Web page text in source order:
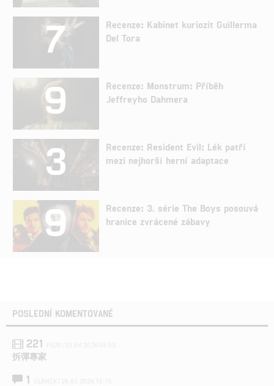
7
Recenze: Kabinet kuriozit Guillerma
Del Tora
9
Recenze: Monstrum: Příběh
Jeffreyho Dahmera
3
Recenze: Resident Evil: Lék patří
mezi nejhorší herní adaptace
9
Recenze: 3. série The Boys posouvá
hranice zvrácené zábavy
POSLEDNÍ KOMENTOVANÉ
221
拆彈專家
1